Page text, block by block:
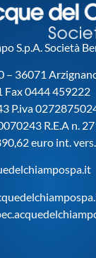
S.p.A. Società
– 36071
Fax 0444 459222
P.iva
R.E.A n.
euro int. vers.